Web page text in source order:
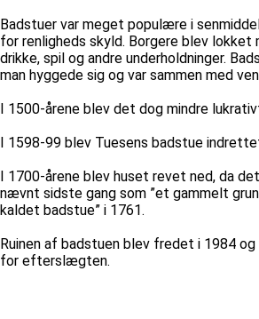
Badstuer var meget populære i
for renligheds skyld. Borgere blev lokket
drikke, spil og andre underholdninger.
man hyggede sig og var sammen med
I 1500-årene blev det dog mindre
I 1598-99 blev Tuesens badstue
I 1700-årene blev huset revet ned, da
nævnt sidste gang som ”et gammelt
kaldet badstue” i 1761.
Ruinen af badstuen blev fredet i 1984
for efterslægten.